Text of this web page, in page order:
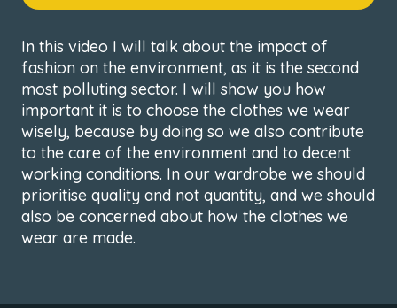
In this video I will talk about the impact of
fashion on the environment, as it is the second
most polluting sector. I will show you how
important it is to choose the clothes we wear
wisely, because by doing so we also contribute
to the care of the environment and to decent
working conditions. In our wardrobe we should
prioritise quality and not quantity, and we should
also be concerned about how the clothes we
wear are made.